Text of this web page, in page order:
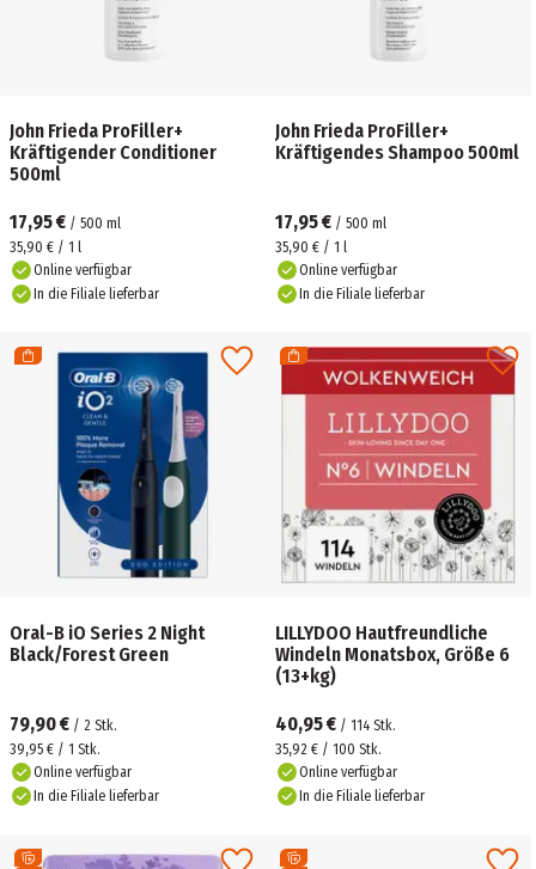
John Frieda ProFiller+
Kräftigender Conditioner
500ml
17,95 € / 500 ml
35,90 € / 1 l
Online verfügbar
In die Filiale lieferbar
John Frieda ProFiller+
Kräftigendes Shampoo 500ml
17,95 € / 500 ml
35,90 € / 1 l
Online verfügbar
In die Filiale lieferbar
Oral-B iO Series 2 Night
Black/Forest Green
79,90 € / 2 Stk.
39,95 € / 1 Stk.
Online verfügbar
In die Filiale lieferbar
LILLYDOO Hautfreundliche
Windeln Monatsbox, Größe 6
(13+kg)
40,95 € / 114 Stk.
35,92 € / 100 Stk.
Online verfügbar
In die Filiale lieferbar